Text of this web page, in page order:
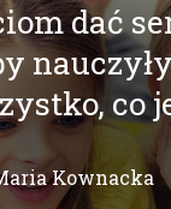
dać
co
Kownacka